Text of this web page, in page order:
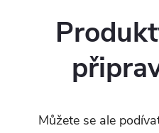
Můžete se ale